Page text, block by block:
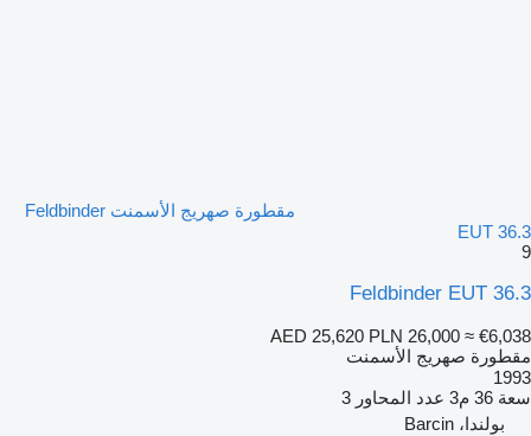
مقطورة صهريج الأسمنت Feldbinder
EUT 36.3
9
Feldbinder EUT 36.3
AED 25,620 PLN 26,000 ≈ €6,038
مقطورة صهريج الأسمنت
1993
سعة 36 م3 عدد المحاور 3
بولندا، Barcin